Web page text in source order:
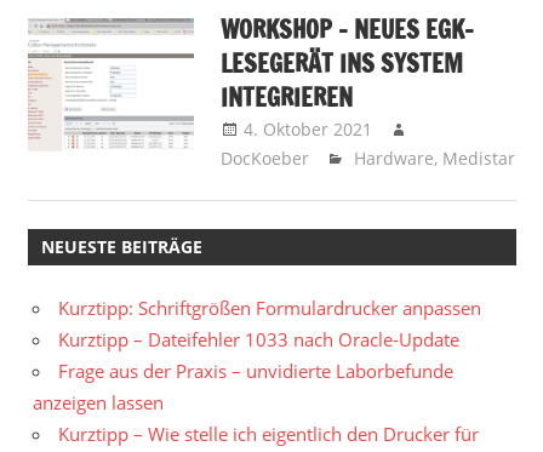
WORKSHOP – NEUES EGK-
LESEGERÄT INS SYSTEM
INTEGRIEREN
4. Oktober 2021
DocKoeber
Hardware, Medistar
NEUESTE BEITRÄGE
Kurztipp: Schriftgrößen Formulardrucker anpassen
Kurztipp – Dateifehler 1033 nach Oracle-Update
Frage aus der Praxis – unvidierte Laborbefunde
anzeigen lassen
Kurztipp – Wie stelle ich eigentlich den Drucker für